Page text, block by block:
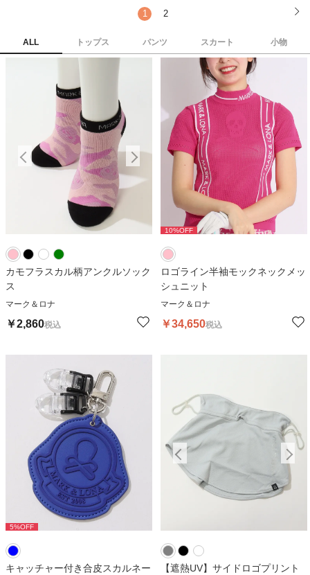
1 2
ALL トップス パンツ スカート 小物
カモフラスカル柄アンクルソック
ス
マーク＆ロナ
￥2,860税込
10%OFF
ロゴライン半袖モックネックメッ
シュニット
マーク＆ロナ
￥34,650税込
5%OFF
キャッチャー付き合皮スカルネー
【遮熱UV】サイドロゴプリント